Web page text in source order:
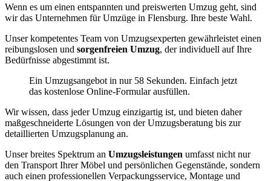
Wenn es um einen entspannten und preiswerten Umzug geht, sind
wir das Unternehmen für Umzüge in Flensburg. Ihre beste Wahl.
Unser kompetentes Team von Umzugsexperten gewährleistet einen
reibungslosen und sorgenfreien Umzug, der individuell auf Ihre
Bedürfnisse abgestimmt ist.
Ein Umzugsangebot in nur 58 Sekunden. Einfach jetzt
das kostenlose Online-Formular ausfüllen.
Wir wissen, dass jeder Umzug einzigartig ist, und bieten daher
maßgeschneiderte Lösungen von der Umzugsberatung bis zur
detaillierten Umzugsplanung an.
Unser breites Spektrum an Umzugsleistungen umfasst nicht nur
den Transport Ihrer Möbel und persönlichen Gegenstände, sondern
auch einen professionellen Verpackungsservice, Montage und